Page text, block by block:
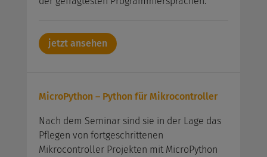
jetzt ansehen
MicroPython – Python für Mikrocontroller
Nach dem Seminar sind sie in der Lage das
Pflegen von fortgeschrittenen
Mikrocontroller Projekten mit MicroPython